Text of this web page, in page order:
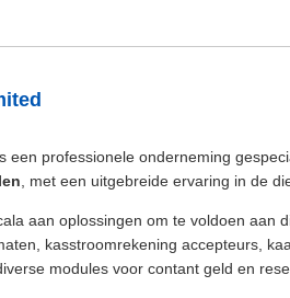
een professionele onderneming
, met een uitgebreide ervaring in de
aan oplossingen om te voldoen aan
kasstroomrekening accepteurs,
modules voor contant geld en